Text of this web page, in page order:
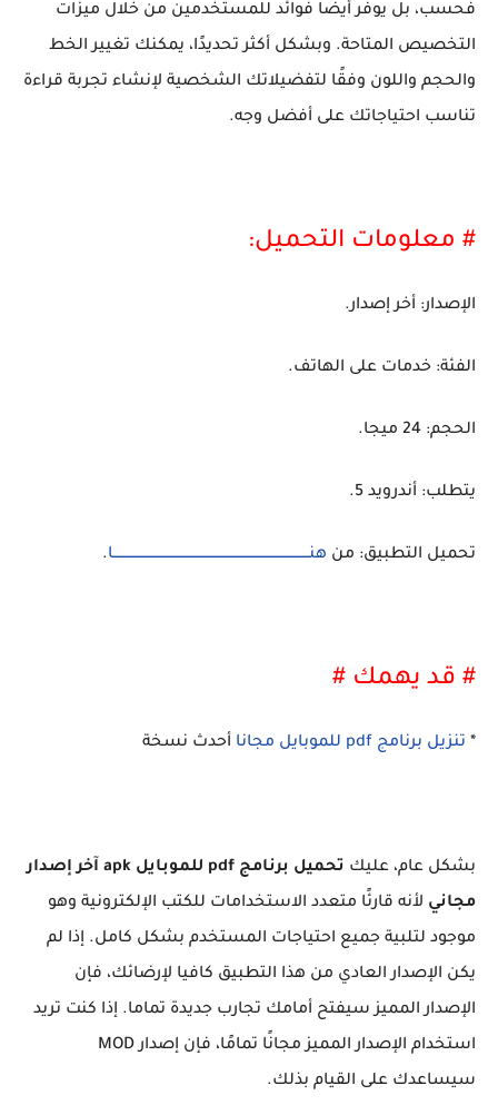
فحسب، بل يوفر أيضًا فوائد للمستخدمين من خلال ميزات
التخصيص المتاحة. وبشكل أكثر تحديدًا، يمكنك تغيير الخط
والحجم واللون وفقًا لتفضيلاتك الشخصية لإنشاء تجربة قراءة
تناسب احتياجاتك على أفضل وجه.
# معلومات التحميل:
الإصدار: أخر إصدار.
الفئة: خدمات على الهاتف.
الحجم: 24 ميجا.
يتطلب: أندرويد 5.
تحميل التطبيق: من هنــــــــــــــــــــــــــــــــــــــــــــــــــــــــــــــــــــــــــــــــــــــــا.
# قد يهمك #
* تنزيل برنامج pdf للموبايل مجانا أحدث نسخة
بشكل عام، عليك
تحميل برنامج pdf للموبايل apk آخر إصدار
مجاني لأنه قارئًا متعدد الاستخدامات للكتب الإلكترونية وهو
موجود لتلبية جميع احتياجات المستخدم بشكل كامل. إذا لم
يكن الإصدار العادي من هذا التطبيق كافيا لإرضائك، فإن
الإصدار المميز سيفتح أمامك تجارب جديدة تماما. إذا كنت تريد
استخدام الإصدار المميز مجانًا تمامًا، فإن إصدار MOD
سيساعدك على القيام بذلك.